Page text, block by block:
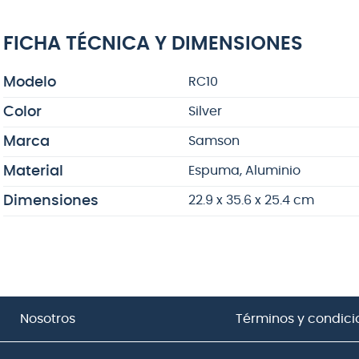
FICHA TÉCNICA Y DIMENSIONES
Modelo RC10
Color Silver
Marca Samson
Material Espuma, Aluminio
Dimensiones 22.9 x 35.6 x 25.4 cm
Nosotros Términos y